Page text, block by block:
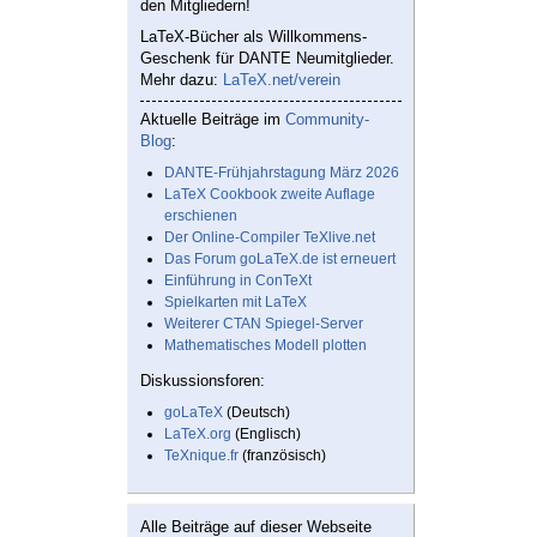
den Mitgliedern!
LaTeX-Bücher als Willkommens-
Geschenk für DANTE Neumitglieder.
Mehr dazu: LaTeX.net/verein
Aktuelle Beiträge im Community-
Blog:
DANTE-Frühjahrstagung März 2026
LaTeX Cookbook zweite Auflage
erschienen
Der Online-Compiler TeXlive.net
Das Forum goLaTeX.de ist erneuert
Einführung in ConTeXt
Spielkarten mit LaTeX
Weiterer CTAN Spiegel-Server
Mathematisches Modell plotten
Diskussionsforen:
goLaTeX (Deutsch)
LaTeX.org (Englisch)
TeXnique.fr (französisch)
Alle Beiträge auf dieser Webseite